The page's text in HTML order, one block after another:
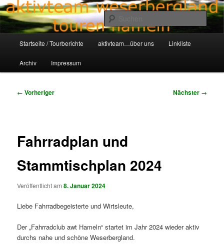
Zum
primären
Inhalt
springenawt-hameln.de
Aktivteam-Weserbergland-Touren-Hameln
Startseite / Tourberichte aktivteam…über uns Linkliste
Archiv Impressum
Beitragsnavigation
← Vorheriger Nächster →
Fahrradplan und
Stammtischplan 2024
Veröffentlicht am8. Januar 2024
Liebe Fahrradbegeisterte und Wirtsleute,
Der „Fahrradclub awt Hameln“ startet im Jahr 2024 wieder aktiv
durchs nahe und schöne Weserbergland.